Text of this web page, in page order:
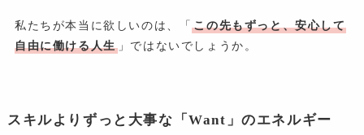
私たちが本当に欲しいのは、「この先もずっと、安心して
自由に働ける人生」ではないでしょうか。
スキルよりずっと大事な「Want」のエネルギー